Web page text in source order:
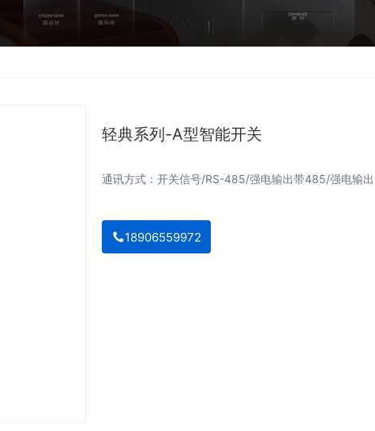
轻典系列-A型智能开关
通讯方式：开关信号/RS-485/强电输出带485/强电输出
18906559972